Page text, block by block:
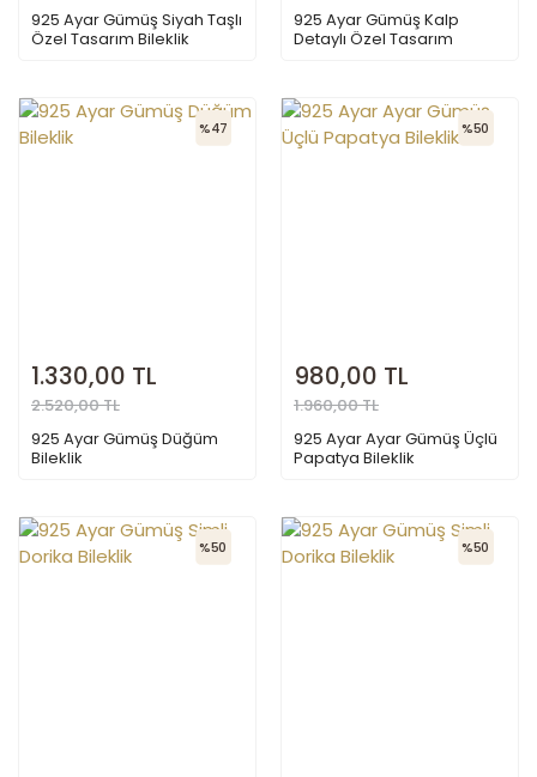
925 Ayar Gümüş Siyah Taşlı
Özel Tasarım Bileklik
925 Ayar Gümüş Kalp
Detaylı Özel Tasarım
%47
1.330,00 TL
2.520,00 TL
925 Ayar Gümüş Düğüm
Bileklik
%50
980,00 TL
1.960,00 TL
925 Ayar Ayar Gümüş Üçlü
Papatya Bileklik
%50 %50